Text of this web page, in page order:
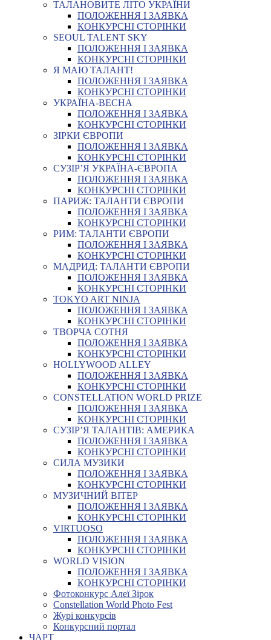
ТАЛАНОВИТЕ ЛІТО УКРАЇНИ
ПОЛОЖЕННЯ І ЗАЯВКА
КОНКУРСНІ СТОРІНКИ
SEOUL TALENT SKY
ПОЛОЖЕННЯ І ЗАЯВКА
КОНКУРСНІ СТОРІНКИ
Я МАЮ ТАЛАНТ!
ПОЛОЖЕННЯ І ЗАЯВКА
КОНКУРСНІ СТОРІНКИ
УКРАЇНА-ВЕСНА
ПОЛОЖЕННЯ І ЗАЯВКА
КОНКУРСНІ СТОРІНКИ
ЗІРКИ ЄВРОПИ
ПОЛОЖЕННЯ І ЗАЯВКА
КОНКУРСНІ СТОРІНКИ
СУЗІР’Я УКРАЇНА-ЄВРОПА
ПОЛОЖЕННЯ І ЗАЯВКА
КОНКУРСНІ СТОРІНКИ
ПАРИЖ: ТАЛАНТИ ЄВРОПИ
ПОЛОЖЕННЯ І ЗАЯВКА
КОНКУРСНІ СТОРІНКИ
РИМ: ТАЛАНТИ ЄВРОПИ
ПОЛОЖЕННЯ І ЗАЯВКА
КОНКУРСНІ СТОРІНКИ
МАДРИД: ТАЛАНТИ ЄВРОПИ
ПОЛОЖЕННЯ І ЗАЯВКА
КОНКУРСНІ СТОРІНКИ
TOKYO ART NINJA
ПОЛОЖЕННЯ І ЗАЯВКА
КОНКУРСНІ СТОРІНКИ
ТВОРЧА СОТНЯ
ПОЛОЖЕННЯ І ЗАЯВКА
КОНКУРСНІ СТОРІНКИ
HOLLYWOOD ALLEY
ПОЛОЖЕННЯ І ЗАЯВКА
КОНКУРСНІ СТОРІНКИ
CONSTELLATION WORLD PRIZE
ПОЛОЖЕННЯ І ЗАЯВКА
КОНКУРСНІ СТОРІНКИ
СУЗІР’Я ТАЛАНТІВ: АМЕРИКА
ПОЛОЖЕННЯ І ЗАЯВКА
КОНКУРСНІ СТОРІНКИ
СИЛА МУЗИКИ
ПОЛОЖЕННЯ І ЗАЯВКА
КОНКУРСНІ СТОРІНКИ
МУЗИЧНИЙ ВІТЕР
ПОЛОЖЕННЯ І ЗАЯВКА
КОНКУРСНІ СТОРІНКИ
VIRTUOSO
ПОЛОЖЕННЯ І ЗАЯВКА
КОНКУРСНІ СТОРІНКИ
WORLD VISION
ПОЛОЖЕННЯ І ЗАЯВКА
КОНКУРСНІ СТОРІНКИ
Фотоконкурс Алеї Зірок
Constellation World Photo Fest
Журі конкурсів
Конкурсний портал
ЧАРТ